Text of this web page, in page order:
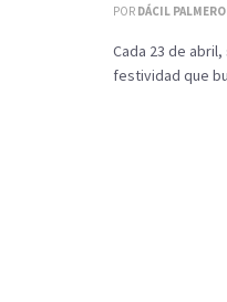
POR DÁCIL PALMERO
Cada 23 de
festividad que